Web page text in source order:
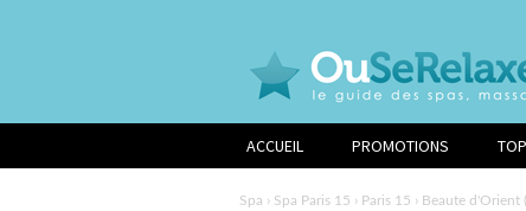
ACCUEIL PROMOTIONS
Spa › Spa Paris 15 › Paris 15 › Beaute d'Orient